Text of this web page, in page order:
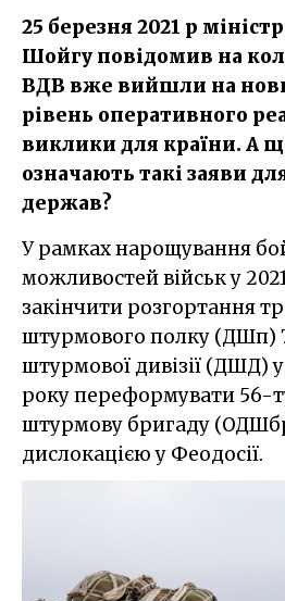
25 березня 2021 р
Шойгу повідомив на
ВДВ вже вийшли на
рівень оперативного
виклики для країни. А
означають такі заяви
держав?
У рамках нарощування бойових
можливостей військ у
закінчити розгортання
штурмового полку (ДШп)
штурмової дивізії (ДШД)
року переформувати 56-
штурмову бригаду
дислокацією у Феодосії.